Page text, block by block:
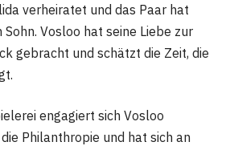
verheiratet und das Paar hat
Vosloo hat seine Liebe zur
gebracht und schätzt die Zeit, die
engagiert sich Vosloo
Philanthropie und hat sich an